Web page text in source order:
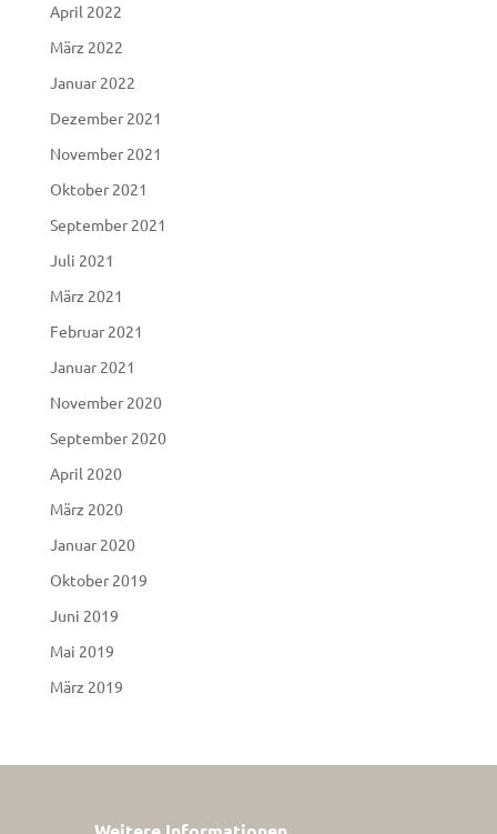
April 2022
März 2022
Januar 2022
Dezember 2021
November 2021
Oktober 2021
September 2021
Juli 2021
März 2021
Februar 2021
Januar 2021
November 2020
September 2020
April 2020
März 2020
Januar 2020
Oktober 2019
Juni 2019
Mai 2019
März 2019